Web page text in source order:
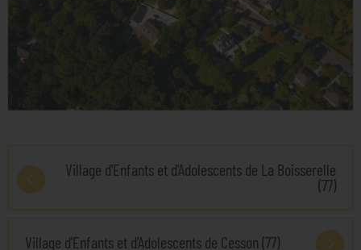
Village d'Enfants et d'Adolescents de La Boisserelle
(77)
Village d'Enfants et d'Adolescents de Cesson (77)